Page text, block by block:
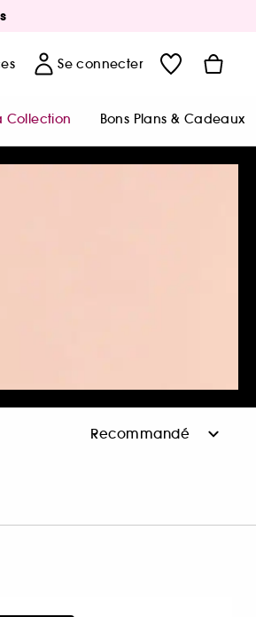
Se connecter
Collection Bons Plans & Cadeaux